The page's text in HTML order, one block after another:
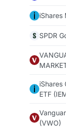
iShares
SPDR
iShares
ETF
(VWO)